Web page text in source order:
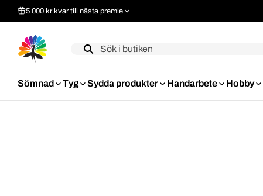
5 000 kr kvar till nästa premie
Label
Sömnad Tyg Sydda produkter Handarbete Hobby